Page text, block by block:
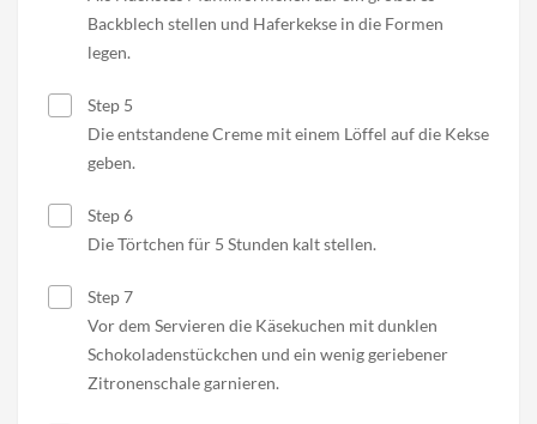
Backblech stellen und Haferkekse in die Formen
legen.
Step 5
Die entstandene Creme mit einem Löffel auf die Kekse
geben.
Step 6
Die Törtchen für 5 Stunden kalt stellen.
Step 7
Vor dem Servieren die Käsekuchen mit dunklen
Schokoladenstückchen und ein wenig geriebener
Zitronenschale garnieren.